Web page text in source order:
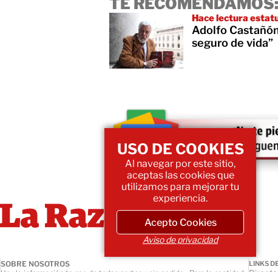
TE RECOMENDAMOS:
Hace lectura
Adolfo
seguro de vida”
SOBRE NOSOTROS
LINKS
USO DE COOKIES
Al navegar por este sitio,
aceptas las cookies que
utilizamos para mejorar tu
experiencia.
Acepto Cookies
Aviso de privacidad